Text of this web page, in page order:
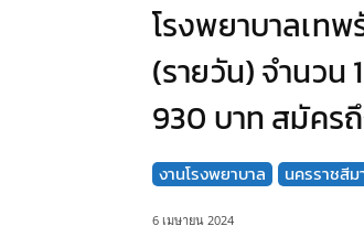
โรงพยาบาลเท
(รายวัน) จำนวน
930 บาท สมัคร
งานโรงพยาบาล นครราชสีม
6 เมษายน 2024